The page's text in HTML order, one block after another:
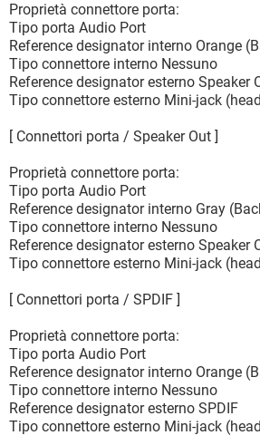
Proprietà connettore porta:
Tipo porta Audio Port
Reference designator interno Orange
Tipo connettore interno Nessuno
Reference designator esterno Speaker
Tipo connettore esterno Mini-jack
[ Connettori porta / Speaker Out ]
Proprietà connettore porta:
Tipo porta Audio Port
Reference designator interno Gray
Tipo connettore interno Nessuno
Reference designator esterno Speaker
Tipo connettore esterno Mini-jack
[ Connettori porta / SPDIF ]
Proprietà connettore porta:
Tipo porta Audio Port
Reference designator interno Orange
Tipo connettore interno Nessuno
Reference designator esterno SPDIF
Tipo connettore esterno Mini-jack